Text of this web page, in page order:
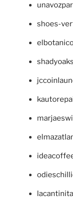
shoes-